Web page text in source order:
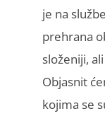
je na
prehrana
složeniji,
Objasnit
kojima se